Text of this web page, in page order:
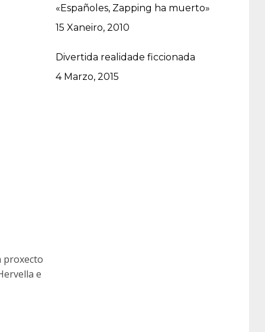
proxecto
e
«Españoles, Zapping ha muerto»
Data
15 Xaneiro, 2010
Divertida realidade ficcionada
Data
4 Marzo, 2015